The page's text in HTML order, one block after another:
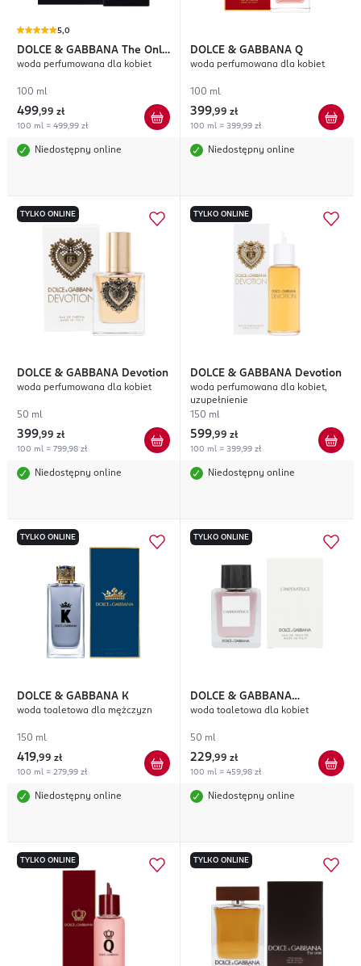
5,0
DOLCE & GABBANA
The Only
One Intense
woda perfumowana dla kobiet
100 ml
499,99 zł
100 ml = 499,99 zł
Niedostępny online
DOLCE & GABBANA Q
woda perfumowana dla kobiet
100 ml
399,99 zł
100 ml = 399,99 zł
Niedostępny online
TYLKO ONLINE
DOLCE & GABBANA Devotion
woda perfumowana dla kobiet
50 ml
399,99 zł
100 ml = 799,98 zł
Niedostępny online
TYLKO ONLINE
DOLCE & GABBANA Devotion
woda perfumowana dla kobiet,
uzupełnienie
150 ml
599,99 zł
100 ml = 399,99 zł
Niedostępny online
TYLKO ONLINE
DOLCE & GABBANA K
woda toaletowa dla mężczyzn
150 ml
419,99 zł
100 ml = 279,99 zł
Niedostępny online
TYLKO ONLINE
DOLCE & GABBANA
L'Imperatrice
woda toaletowa dla kobiet
50 ml
229,99 zł
100 ml = 459,98 zł
Niedostępny online
TYLKO ONLINE TYLKO ONLINE